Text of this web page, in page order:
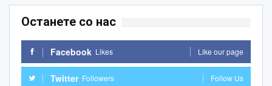
Останете со нас
Facebook Likes Like our page
Twitter Followers Follow Us